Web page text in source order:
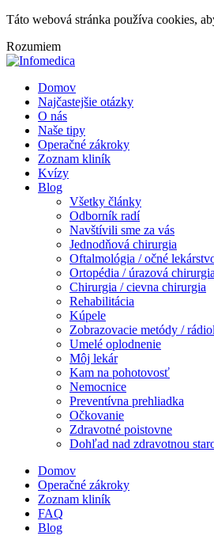
Táto webová stránka používa cookies,
Rozumiem
Domov
Najčastejšie otázky
O nás
Naše tipy
Operačné zákroky
Zoznam kliník
Kvízy
Blog
Všetky články
Odborník radí
Navštívili sme za vás
Jednodňová chirurgia
Oftalmológia / očné
Ortopédia / úrazová chirurgia
Chirurgia / cievna chirurgia
Rehabilitácia
Kúpele
Zobrazovacie metódy /
Umelé oplodnenie
Môj lekár
Kam na pohotovosť
Nemocnice
Preventívna prehliadka
Očkovanie
Zdravotné poistovne
Dohľad nad zdravotnou
Domov
Operačné zákroky
Zoznam kliník
FAQ
Blog